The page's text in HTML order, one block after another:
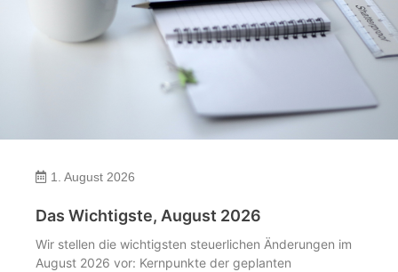
1. August 2026
Das Wichtigste, August 2026
Wir stellen die wichtigsten steuerlichen Änderungen im
August 2026 vor: Kernpunkte der geplanten